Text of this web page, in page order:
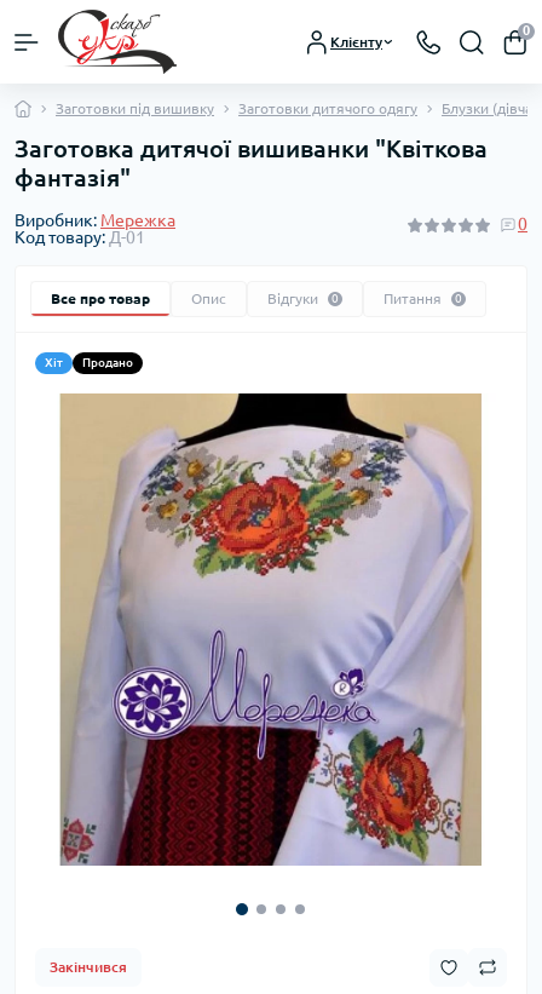
Клієнту
0
Заготовки під вишивку Заготовки дитячого одягу Блузки
Заготовка дитячої вишиванки "Квіткова
фантазія"
Виробник: Мережка
Код товару:Д-01
0
Все про товар Опис Відгуки 0 Питання 0
Хіт Продано
Закінчився